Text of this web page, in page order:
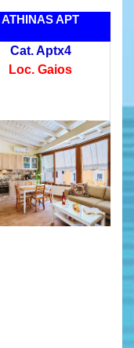
ATHINAS APT
Cat. Aptx4
Loc. Gaios